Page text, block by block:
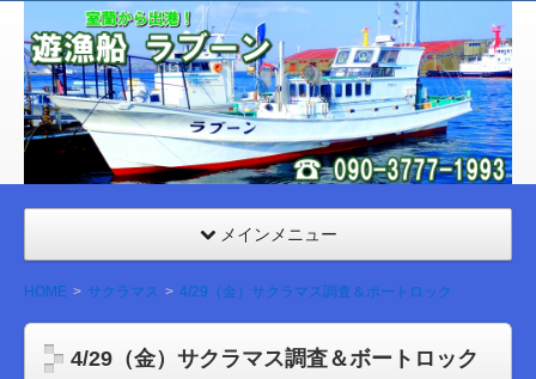
室
蘭
遊漁
船
ラブ
ーン
メインメニュー
HOME サクラマス 4/29（金）サクラマス調査＆ボートロック
4/29（金）サクラマス調査＆ボートロック